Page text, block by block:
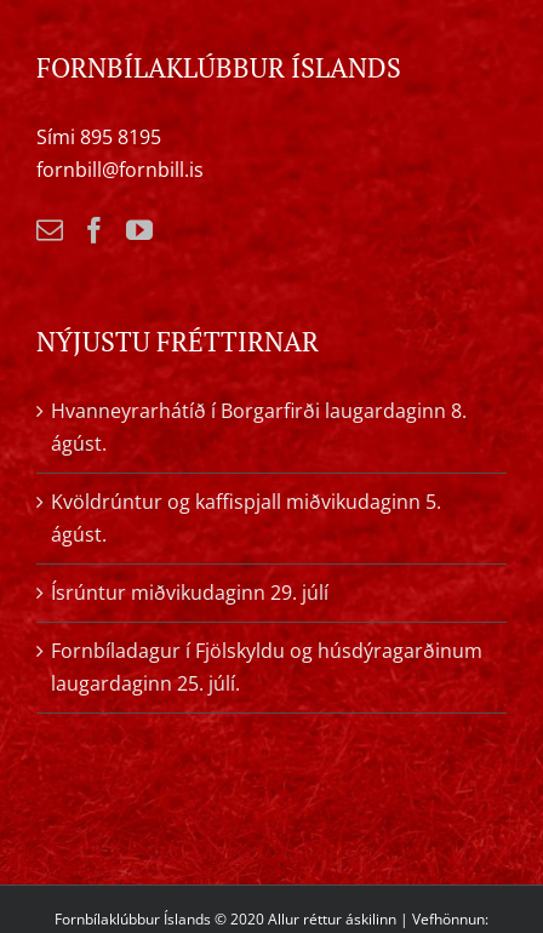
FORNBÍLAKLÚBBUR ÍSLANDS
Sími 895 8195
fornbill@fornbill.is
NÝJUSTU FRÉTTIRNAR
Hvanneyrarhátíð í Borgarfirði laugardaginn 8.
ágúst.
Kvöldrúntur og kaffispjall miðvikudaginn 5.
ágúst.
Ísrúntur miðvikudaginn 29. júlí
Fornbíladagur í Fjölskyldu og húsdýragarðinum
laugardaginn 25. júlí.
Fornbílaklúbbur Íslands © 2020 Allur réttur áskilinn | Vefhönnun: